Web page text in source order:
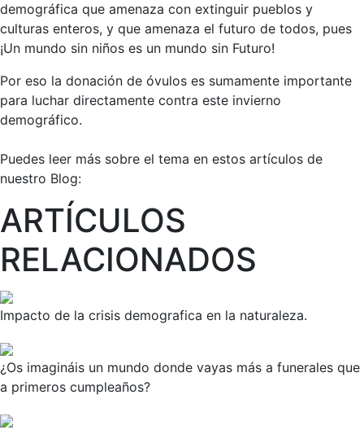
demográfica que amenaza con extinguir pueblos y
culturas enteros, y que amenaza el futuro de todos, pues
¡Un mundo sin niños es un mundo sin Futuro!
Por eso la donación de óvulos es sumamente importante
para luchar directamente contra este invierno
demográfico.
Puedes leer más sobre el tema en estos artículos de
nuestro Blog:
ARTÍCULOS
RELACIONADOS
Impacto de la crisis demografica en la naturaleza.
¿Os imagináis un mundo donde vayas más a funerales que
a primeros cumpleaños?